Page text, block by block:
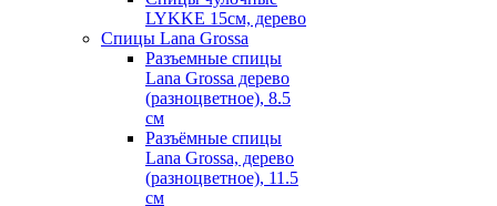
LYKKE 15см, дерево
Спицы Lana Grossa
Разъемные спицы
Lana Grossa дерево
(разноцветное), 8.5
см
Разъёмные спицы
Lana Grossa, дерево
(разноцветное), 11.5
см